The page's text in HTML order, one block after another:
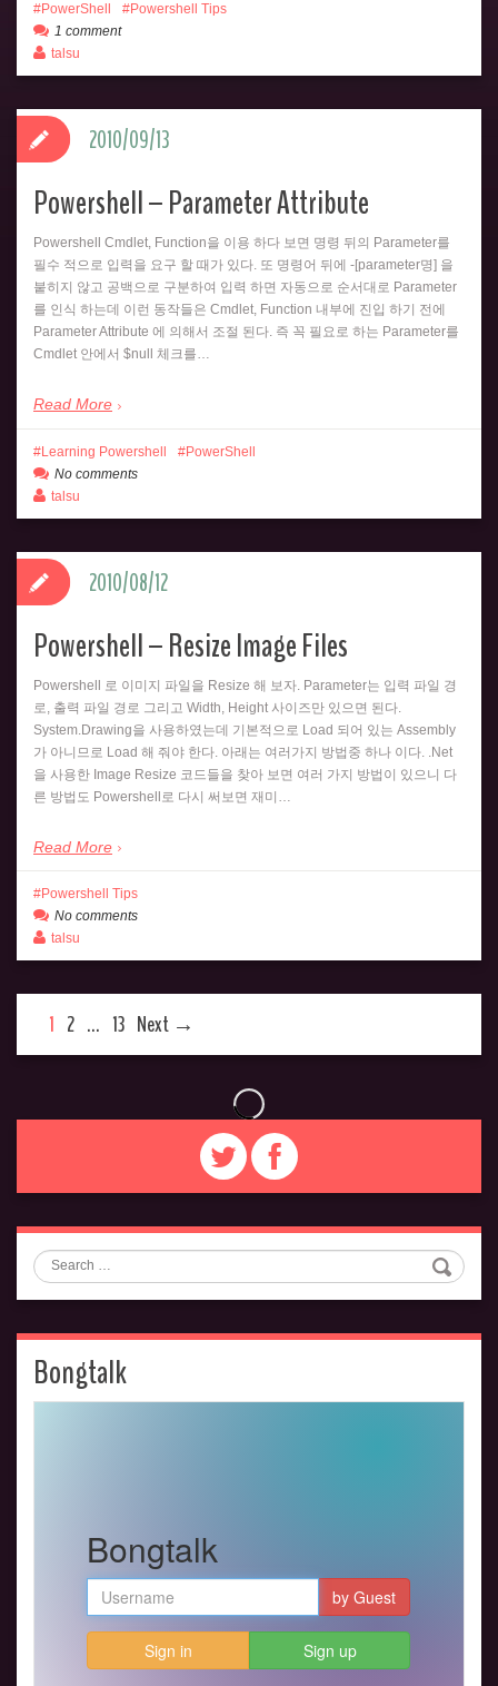
PowerShell
Powershell Tips
1 comment
talsu
Powershell – Parameter Attribute
Powershell Cmdlet, Function을 이용 하다 보면 명령 뒤의 Parameter를
필수 적으로 입력을 요구 할 때가 있다. 또 명령어 뒤에 -[parameter명] 을
붙히지 않고 공백으로 구분하여 입력 하면 자동으로 순서대로 Parameter
를 인식 하는데 이런 동작들은 Cmdlet, Function 내부에 진입 하기 전에
Parameter Attribute 에 의해서 조절 된다. 즉 꼭 필요로 하는 Parameter를
Cmdlet 안에서 $null 체크를…
Read More
2010/09/13
Learning Powershell
PowerShell
No comments
talsu
Powershell – Resize Image Files
Powershell 로 이미지 파일을 Resize 해 보자. Parameter는 입력 파일 경
로, 출력 파일 경로 그리고 Width, Height 사이즈만 있으면 된다.
System.Drawing을 사용하였는데 기본적으로 Load 되어 있는 Assembly
가 아니므로 Load 해 줘야 한다. 아래는 여러가지 방법중 하나 이다. .Net
을 사용한 Image Resize 코드들을 찾아 보면 여러 가지 방법이 있으니 다
른 방법도 Powershell로 다시 써보면 재미…
Read More
2010/08/12
Powershell Tips
No comments
talsu
1 2 … 13 Next →
Search
Bongtalk